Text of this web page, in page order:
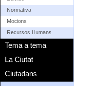
Normativa
Mocions
Recursos Humans
Tema a tema
La Ciutat
Ciutadans